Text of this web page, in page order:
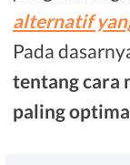
alternatif
Pada
tentang cara
paling